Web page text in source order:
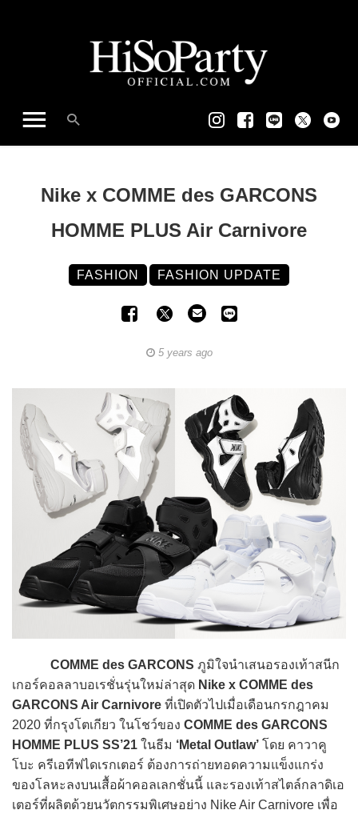
Nike x COMME des GARCONS
HOMME PLUS Air Carnivore
FASHION FASHION UPDATE
5 years ago
COMME des GARCONS ภูมิใจนำเสนอรองเท้าสนีก
เกอร์คอลลาบอเรชั่นรุ่นใหม่ล่าสุด Nike x COMME des
GARCONS Air Carnivore ที่เปิดตัวไปเมื่อเดือนกรกฎาคม
2020 ที่กรุงโตเกียว ในโชว์ของ COMME des GARCONS
HOMME PLUS SS’21 ในธีม ‘Metal Outlaw’ โดย คาวาคู
โบะ ครีเอทีฟไดเรกเตอร์ ต้องการถ่ายทอดความแข็งแกร่ง
ของโลหะลงบนเสื้อผ้าคอลเลกชั่นนี้ และรองเท้าสไตล์กลาดิเอ
เตอร์ที่ผลิตด้วยนวัตกรรมพิเศษอย่าง Nike Air Carnivore เพื่อ